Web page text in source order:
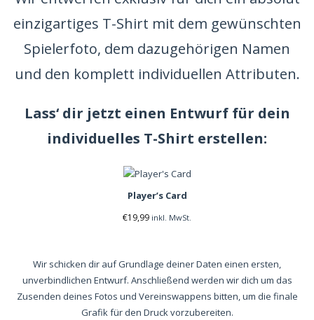
einzigartiges T-Shirt mit dem gewünschten
Spielerfoto, dem dazugehörigen Namen
und den komplett individuellen Attributen.
Lass‘ dir jetzt einen Entwurf für dein
individuelles T-Shirt erstellen:
Player’s Card
€19,99 inkl. MwSt.
Wir schicken dir auf Grundlage deiner Daten einen ersten,
unverbindlichen Entwurf. Anschließend werden wir dich um das
Zusenden deines Fotos und Vereinswappens bitten, um die finale
Grafik für den Druck vorzubereiten.